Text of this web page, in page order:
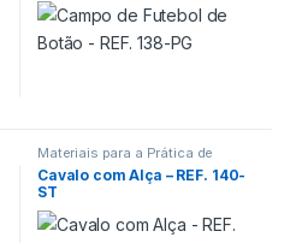
Materiais para a Prática de
Esportes
Cavalo com Alça – REF. 140-
ST